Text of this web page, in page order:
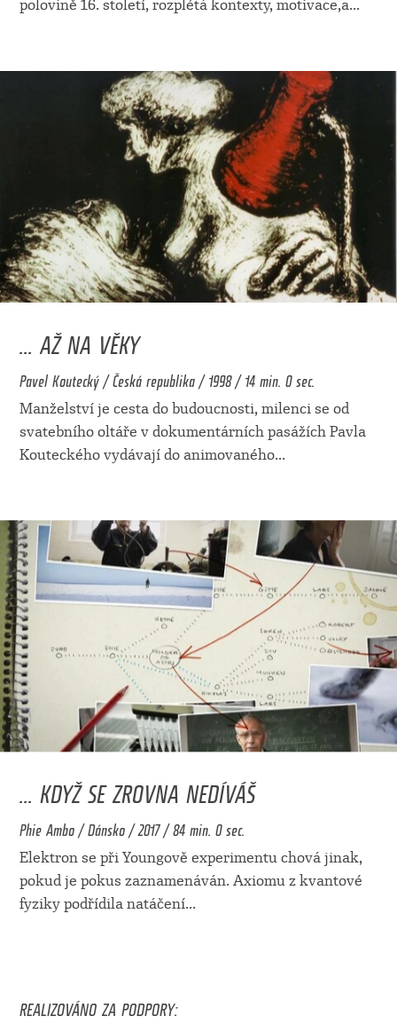
polovině 16. století, rozplétá kontexty, motivace,a...
... AŽ NA VĚKY
Pavel Koutecký / Česká republika / 1998 / 14 min. 0 sec.
Manželství je cesta do budoucnosti, milenci se od
svatebního oltáře v dokumentárních pasážích Pavla
Kouteckého vydávají do animovaného...
... KDYŽ SE ZROVNA NEDÍVÁŠ
Phie Ambo / Dánsko / 2017 / 84 min. 0 sec.
Elektron se při Youngově experimentu chová jinak,
pokud je pokus zaznamenáván. Axiomu z kvantové
fyziky podřídila natáčení...
REALIZOVÁNO ZA PODPORY: